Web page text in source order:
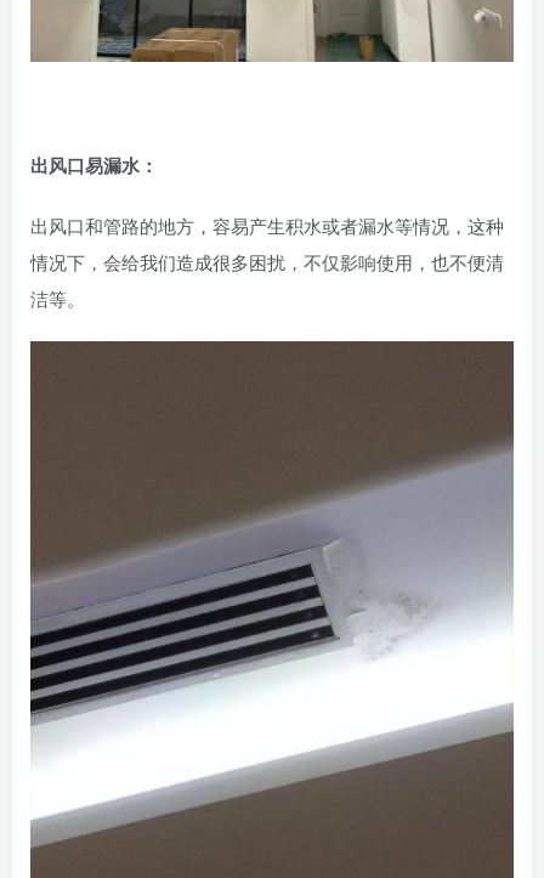
出风口易漏水：
出风口和管路的地方，容易产生积水或者漏水等情况，这种
情况下，会给我们造成很多困扰，不仅影响使用，也不便清
洁等。